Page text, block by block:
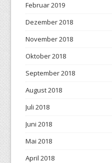
Februar 2019
Dezember 2018
November 2018
Oktober 2018
September 2018
August 2018
Juli 2018
Juni 2018
Mai 2018
April 2018